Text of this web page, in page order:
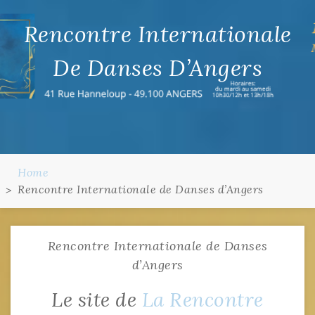
Rencontre Internationale
De Danses D’Angers
Home
Rencontre Internationale de Danses d’Angers
Rencontre Internationale de Danses
d’Angers
Le site de La Rencontre